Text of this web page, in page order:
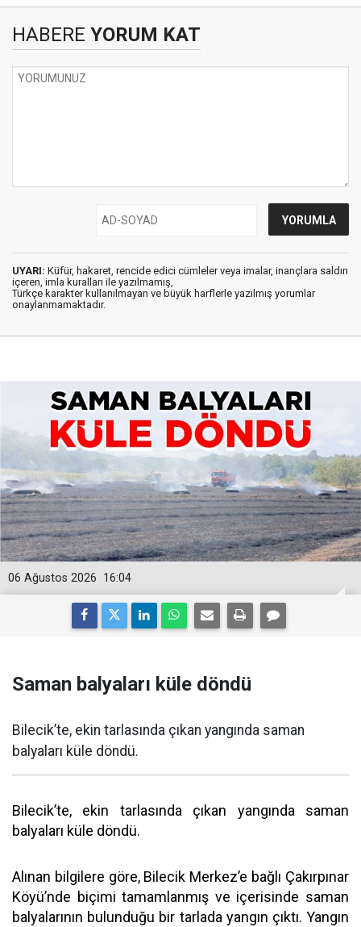
HABERE YORUM KAT
UYARI: Küfür, hakaret, rencide edici cümleler veya imalar, inançlara saldırı
içeren, imla kuralları ile yazılmamış,
Türkçe karakter kullanılmayan ve büyük harflerle yazılmış yorumlar
onaylanmamaktadır.
16:04
06 Ağustos 2026
Saman balyaları küle döndü
Bilecik’te, ekin tarlasında çıkan yangında saman
balyaları küle döndü.
Bilecik’te, ekin tarlasında çıkan yangında saman
balyaları küle döndü.
Alınan bilgilere göre, Bilecik Merkez’e bağlı Çakırpınar
Köyü’nde biçimi tamamlanmış ve içerisinde saman
balyalarının bulunduğu bir tarlada yangın çıktı. Yangın